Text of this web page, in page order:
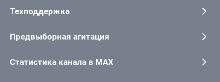
Техподдержка
Предвыборная агитация
Статистика канала в MAX